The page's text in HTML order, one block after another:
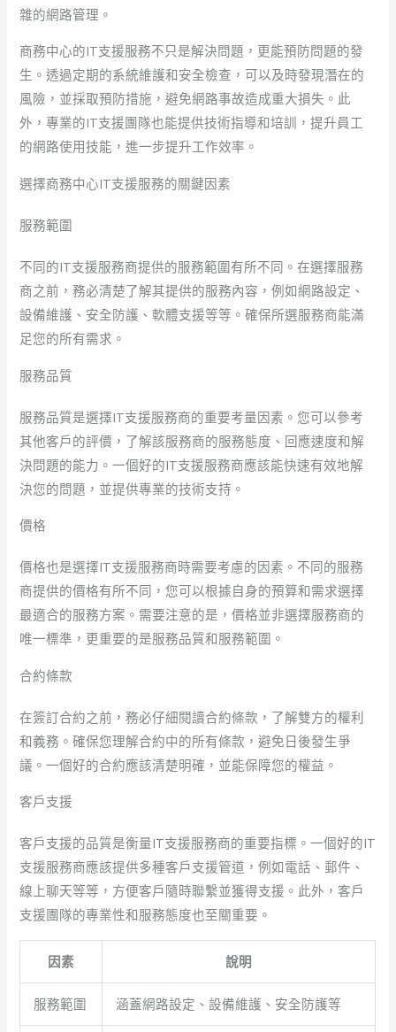
雜的網路管理。
商務中心的IT支援服務不只是解決問題，更能預防問題的發
生。透過定期的系統維護和安全檢查，可以及時發現潛在的
風險，並採取預防措施，避免網路事故造成重大損失。此
外，專業的IT支援團隊也能提供技術指導和培訓，提升員工
的網路使用技能，進一步提升工作效率。
選擇商務中心IT支援服務的關鍵因素
服務範圍
不同的IT支援服務商提供的服務範圍有所不同。在選擇服務
商之前，務必清楚了解其提供的服務內容，例如網路設定、
設備維護、安全防護、軟體支援等等。確保所選服務商能滿
足您的所有需求。
服務品質
服務品質是選擇IT支援服務商的重要考量因素。您可以參考
其他客戶的評價，了解該服務商的服務態度、回應速度和解
決問題的能力。一個好的IT支援服務商應該能快速有效地解
決您的問題，並提供專業的技術支持。
價格
價格也是選擇IT支援服務商時需要考慮的因素。不同的服務
商提供的價格有所不同，您可以根據自身的預算和需求選擇
最適合的服務方案。需要注意的是，價格並非選擇服務商的
唯一標準，更重要的是服務品質和服務範圍。
合約條款
在簽訂合約之前，務必仔細閱讀合約條款，了解雙方的權利
和義務。確保您理解合約中的所有條款，避免日後發生爭
議。一個好的合約應該清楚明確，並能保障您的權益。
客戶支援
客戶支援的品質是衡量IT支援服務商的重要指標。一個好的IT
支援服務商應該提供多種客戶支援管道，例如電話、郵件、
線上聊天等等，方便客戶隨時聯繫並獲得支援。此外，客戶
支援團隊的專業性和服務態度也至關重要。
因素 說明
服務範圍 涵蓋網路設定、設備維護、安全防護等